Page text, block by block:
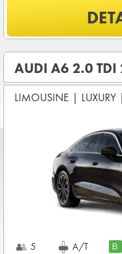
Šta je uključeno u
OSNOVNI PAKET
(THW)
Koji su osnovni uslovi za
DEPOZIT NA
1.200,00 EUR+
AUDI A6 2.0 TDI
LIMOUSINE | LUXURY |
5 A/T